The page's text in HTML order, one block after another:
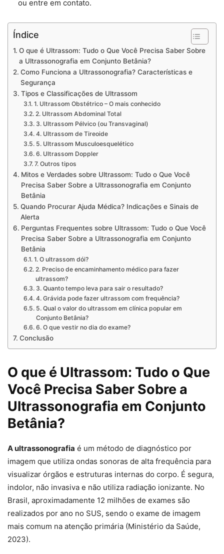
ou entre em contato.
Índice
O que é Ultrassom: Tudo o Que Você Precisa Saber Sobre
a Ultrassonografia em Conjunto Betânia?
Como Funciona a Ultrassonografia? Características e
Segurança
Tipos e Classificações de Ultrassom
1. Ultrassom Obstétrico – O mais conhecido
2. Ultrassom Abdominal Total
3. Ultrassom Pélvico (ou Transvaginal)
4. Ultrassom de Tireoide
5. Ultrassom Musculoesquelético
6. Ultrassom Doppler
7. Outros tipos
Mitos e Verdades sobre Ultrassom: Tudo o Que Você
Precisa Saber Sobre a Ultrassonografia em Conjunto
Betânia
Quando Procurar Ajuda Médica? Indicações e Sinais de
Alerta
Perguntas Frequentes sobre Ultrassom: Tudo o Que Você
Precisa Saber Sobre a Ultrassonografia em Conjunto
Betânia
1. O ultrassom dói?
2. Preciso de encaminhamento médico para fazer
ultrassom?
3. Quanto tempo leva para sair o resultado?
4. Grávida pode fazer ultrassom com frequência?
5. Qual o valor do ultrassom em clínica popular em
Conjunto Betânia?
6. O que vestir no dia do exame?
Conclusão
O que é Ultrassom: Tudo o Que
Você Precisa Saber Sobre a
Ultrassonografia em Conjunto
Betânia?
A ultrassonografia é um método de diagnóstico por
imagem que utiliza ondas sonoras de alta frequência para
visualizar órgãos e estruturas internas do corpo. É segura,
indolor, não invasiva e não utiliza radiação ionizante. No
Brasil, aproximadamente 12 milhões de exames são
realizados por ano no SUS, sendo o exame de imagem
mais comum na atenção primária (Ministério da Saúde,
2023).